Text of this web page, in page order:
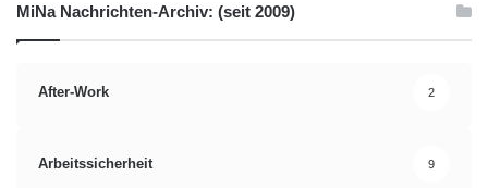
MiNa Nachrichten-Archiv: (seit 2009)
After-Work 2
Arbeitssicherheit 9